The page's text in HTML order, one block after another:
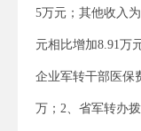
5万元；其他收入
元相比增加8.91万
企业军转干部医保
万；2、省军转办